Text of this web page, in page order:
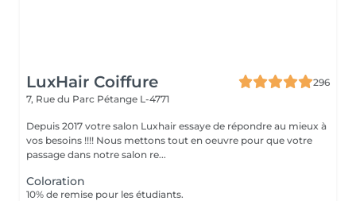
LuxHair Coiffure
296
7, Rue du Parc Pétange L-4771
Depuis 2017 votre salon Luxhair essaye de répondre au mieux à
vos besoins !!!! Nous mettons tout en oeuvre pour que votre
passage dans notre salon re...
Coloration
10% de remise pour les étudiants.